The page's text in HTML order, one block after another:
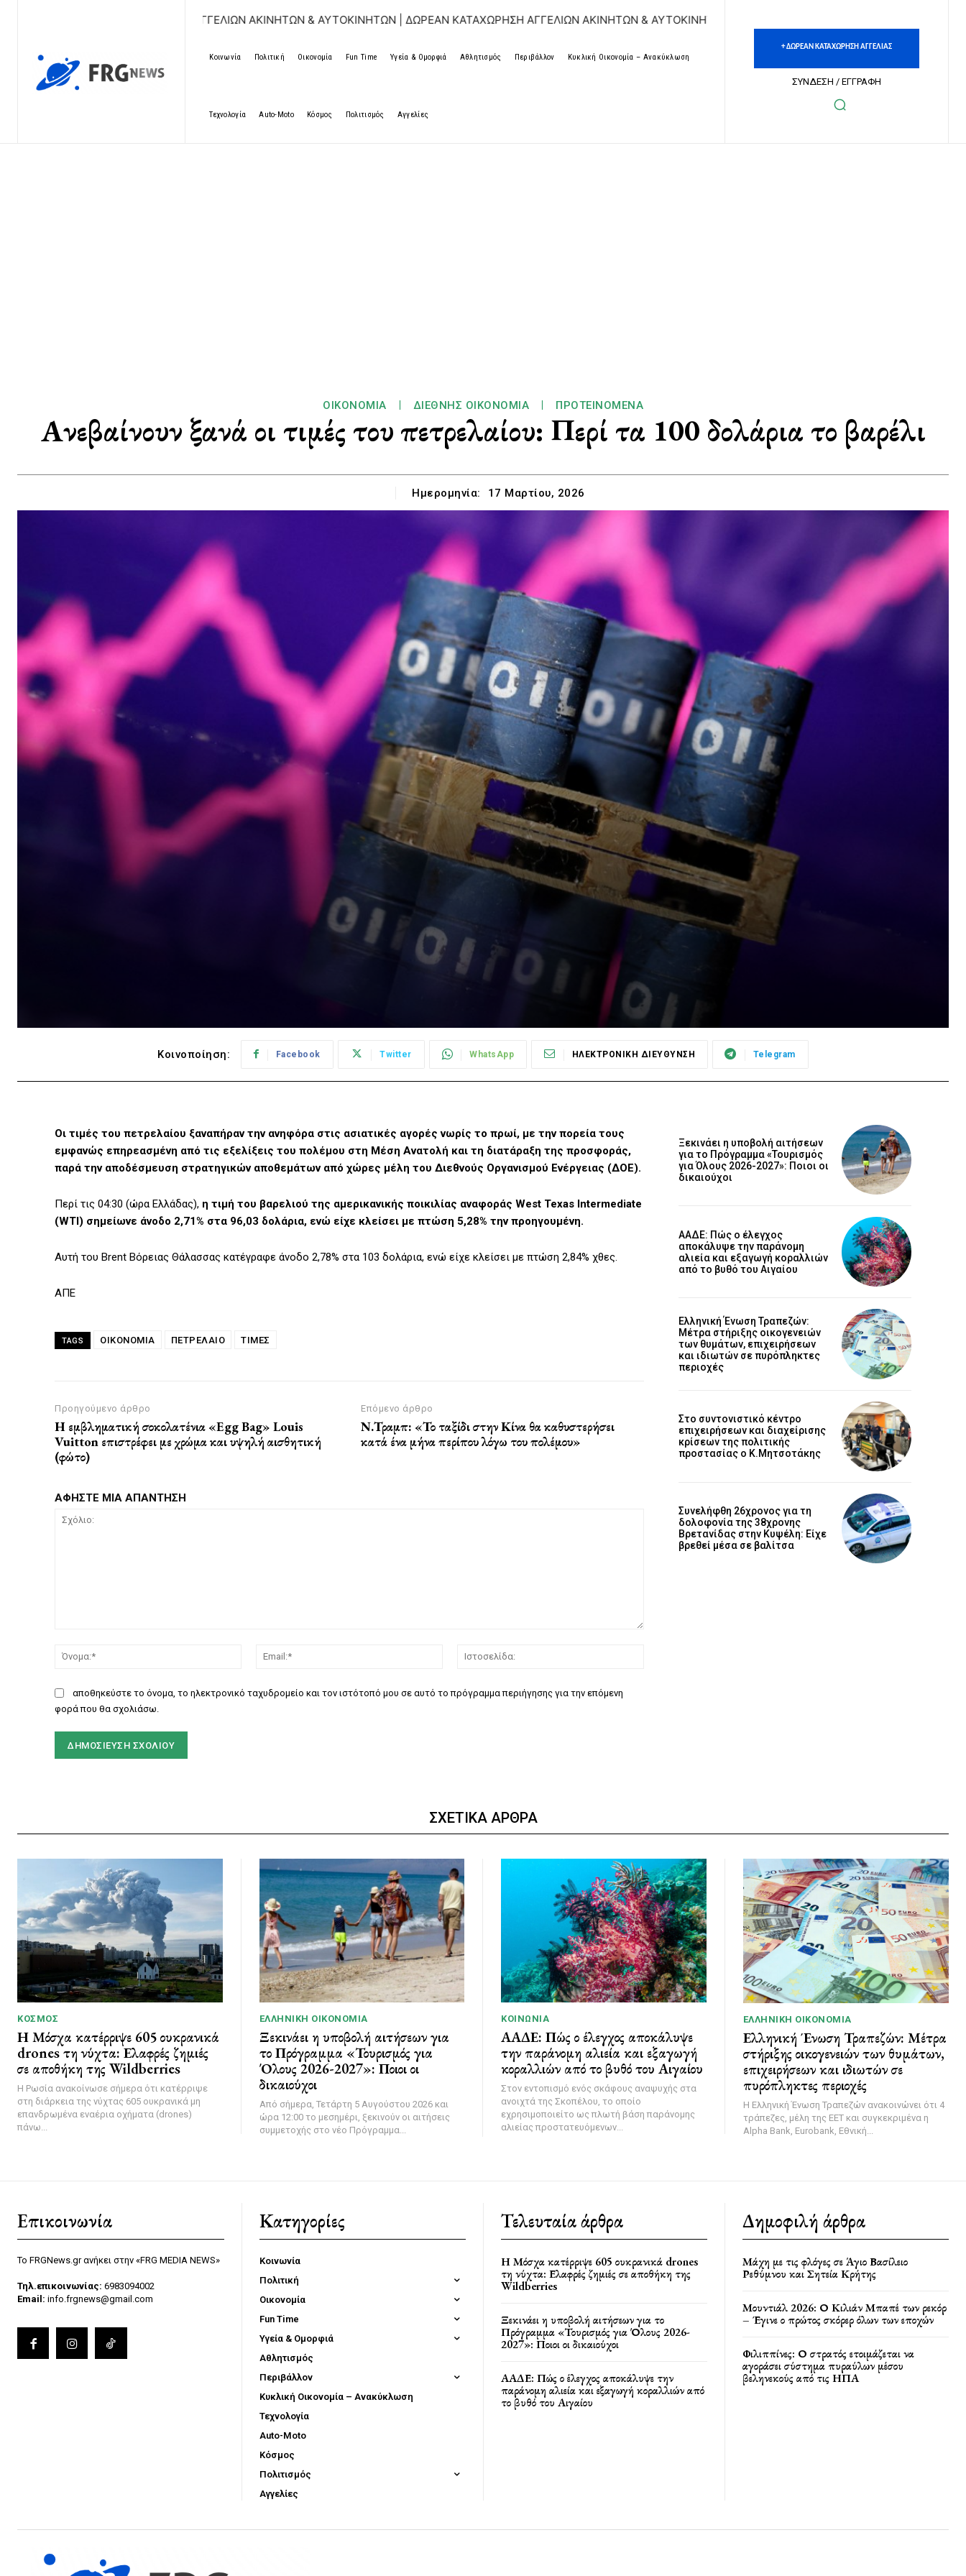
ΔΩΡΕΑΝ ΚΑΤΑΧΩΡΗΣΗ ΑΓΓΕΛΙΩΝ ΑΚΙΝΗΤΩΝ & ΑΥΤΟΚΙΝΗΤΩΝ | ΔΩΡΕΑΝ ΚΑΤΑΧΩΡΗΣΗ ΑΓΓΕΛΙΩΝ ΑΚΙΝΗΤΩΝ & ΑΥΤΟΚΙΝΗΤΩΝ | ΔΩΡΕΑΝ ΚΑΤΑΧΩΡΗΣΗ ΑΓΓΕΛΙΩΝ ΑΚΙΝΗΤΩΝ &
Κοινωνία Πολιτική Οικονομία Fun Time Υγεία & Ομορφιά Αθλητισμός Περιβάλλον Κυκλική Οικονομία – Ανακύκλωση
Τεχνολογία Auto-Moto Κόσμος Πολιτισμός Αγγελίες
+ ΔΩΡΕΑΝ ΚΑΤΑΧΩΡΗΣΗ ΑΓΓΕΛΙΑΣ
ΣΥΝΔΕΣΗ / ΕΓΓΡΑΦΗ
ΟΙΚΟΝΟΜΊΑ ΔΙΕΘΝΉΣ ΟΙΚΟΝΟΜΊΑ ΠΡΟΤΕΙΝΌΜΕΝΑ
Ανεβαίνουν ξανά οι τιμές του πετρελαίου: Περί τα 100 δολάρια το βαρέλι
Ημερομηνία: 17 Μαρτίου, 2026
Κοινοποίηση: Facebook Twitter WhatsApp ΗΛΕΚΤΡΟΝΙΚΗ ΔΙΕΥΘΥΝΣΗ Telegram
Οι τιμές του πετρελαίου ξαναπήραν την ανηφόρα στις ασιατικές αγορές νωρίς το πρωί, με την πορεία τους
εμφανώς επηρεασμένη από τις εξελίξεις του πολέμου στη Μέση Ανατολή και τη διατάραξη της προσφοράς,
παρά την αποδέσμευση στρατηγικών αποθεμάτων από χώρες μέλη του Διεθνούς Οργανισμού Ενέργειας (ΔΟΕ).
Περί τις 04:30 (ώρα Ελλάδας), η τιμή του βαρελιού της αμερικανικής ποικιλίας αναφοράς West Texas Intermediate
(WTI) σημείωνε άνοδο 2,71% στα 96,03 δολάρια, ενώ είχε κλείσει με πτώση 5,28% την προηγουμένη.
Αυτή του Brent Βόρειας Θάλασσας κατέγραφε άνοδο 2,78% στα 103 δολάρια, ενώ είχε κλείσει με πτώση 2,84% χθες.
ΑΠΕ
TAGS ΟΙΚΟΝΟΜΙΑ ΠΕΤΡΕΛΑΙΟ ΤΙΜΕΣ
Προηγούμενο άρθρο
Η εμβληματική σοκολατένια «Egg Bag» Louis
Vuitton επιστρέφει με χρώμα και υψηλή αισθητική
(φώτο)
Επόμενο άρθρο
Ν.Τραμπ: «Το ταξίδι στην Κίνα θα καθυστερήσει
κατά ένα μήνα περίπου λόγω του πολέμου»
ΑΦΗΣΤΕ ΜΙΑ ΑΠΑΝΤΗΣΗ
Όνομα:*
Email:*
αποθηκεύστε το όνομα, το ηλεκτρονικό ταχυδρομείο και τον ιστότοπό μου σε αυτό το πρόγραμμα περιήγησης για την επόμενη
φορά που θα σχολιάσω.
Ξεκινάει η υποβολή αιτήσεων
για το Πρόγραμμα «Τουρισμός
για Όλους 2026-2027»: Ποιοι οι
δικαιούχοι
ΑΑΔΕ: Πώς ο έλεγχος
αποκάλυψε την παράνομη
αλιεία και εξαγωγή κοραλλιών
από το βυθό του Αιγαίου
Ελληνική Ένωση Τραπεζών:
Μέτρα στήριξης οικογενειών
των θυμάτων, επιχειρήσεων
και ιδιωτών σε πυρόπληκτες
περιοχές
Στο συντονιστικό κέντρο
επιχειρήσεων και διαχείρισης
κρίσεων της πολιτικής
προστασίας ο Κ.Μητσοτάκης
Συνελήφθη 26χρονος για τη
δολοφονία της 38χρονης
Βρετανίδας στην Κυψέλη: Είχε
βρεθεί μέσα σε βαλίτσα
ΣΧΕΤΙΚΑ ΑΡΘΡΑ
ΚΌΣΜΟΣ
Η Μόσχα κατέρριψε 605 ουκρανικά
drones τη νύχτα: Ελαφρές ζημιές
σε αποθήκη της Wildberries
Η Ρωσία ανακοίνωσε σήμερα ότι κατέρριψε
στη διάρκεια της νύχτας 605 ουκρανικά μη
επανδρωμένα εναέρια οχήματα (drones)
πάνω...
ΕΛΛΗΝΙΚΉ ΟΙΚΟΝΟΜΊΑ
Ξεκινάει η υποβολή αιτήσεων για
το Πρόγραμμα «Τουρισμός για
Όλους 2026-2027»: Ποιοι οι
δικαιούχοι
Από σήμερα, Τετάρτη 5 Αυγούστου 2026 και
ώρα 12:00 το μεσημέρι, ξεκινούν οι αιτήσεις
συμμετοχής στο νέο Πρόγραμμα...
ΚΟΙΝΩΝΊΑ
ΑΑΔΕ: Πώς ο έλεγχος αποκάλυψε
την παράνομη αλιεία και εξαγωγή
κοραλλιών από το βυθό του Αιγαίου
Στον εντοπισμό ενός σκάφους αναψυχής στα
ανοιχτά της Σκοπέλου, το οποίο
εχρησιμοποιείτο ως πλωτή βάση παράνομης
αλιείας προστατευόμενων...
ΕΛΛΗΝΙΚΉ ΟΙΚΟΝΟΜΊΑ
Ελληνική Ένωση Τραπεζών: Μέτρα
στήριξης οικογενειών των θυμάτων,
επιχειρήσεων και ιδιωτών σε
πυρόπληκτες περιοχές
Η Ελληνική Ένωση Τραπεζών ανακοινώνει ότι 4
τράπεζες, μέλη της ΕΕΤ και συγκεκριμένα η
Alpha Bank, Eurobank, Εθνική...
Επικοινωνία
Το FRGNews.gr ανήκει στην «FRG MEDIA NEWS»
Τηλ.επικοινωνίας: 6983094002
Email: info.frgnews@gmail.com
Κατηγορίες
Κοινωνία
Πολιτική
Οικονομία
Fun Time
Υγεία & Ομορφιά
Αθλητισμός
Περιβάλλον
Κυκλική Οικονομία – Ανακύκλωση
Τεχνολογία
Auto-Moto
Κόσμος
Πολιτισμός
Αγγελίες
Τελευταία άρθρα
Η Μόσχα κατέρριψε 605 ουκρανικά drones
τη νύχτα: Ελαφρές ζημιές σε αποθήκη της
Wildberries
Ξεκινάει η υποβολή αιτήσεων για το
Πρόγραμμα «Τουρισμός για Όλους 2026-
2027»: Ποιοι οι δικαιούχοι
ΑΑΔΕ: Πώς ο έλεγχος αποκάλυψε την
παράνομη αλιεία και εξαγωγή κοραλλιών από
το βυθό του Αιγαίου
Δημοφιλή άρθρα
Μάχη με τις φλόγες σε Άγιο Βασίλειο
Ρεθύμνου και Σητεία Κρήτης
Μουντιάλ 2026: Ο Κιλιάν Μπαπέ των ρεκόρ
– Έγινε ο πρώτος σκόρερ όλων των εποχών
Φιλιππίνες: Ο στρατός ετοιμάζεται να
αγοράσει σύστημα πυραύλων μέσου
βεληνεκούς από τις ΗΠΑ